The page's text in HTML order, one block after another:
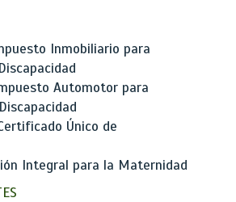
Inmobiliario para
Automotor para
Único de
Integral para la Maternidad